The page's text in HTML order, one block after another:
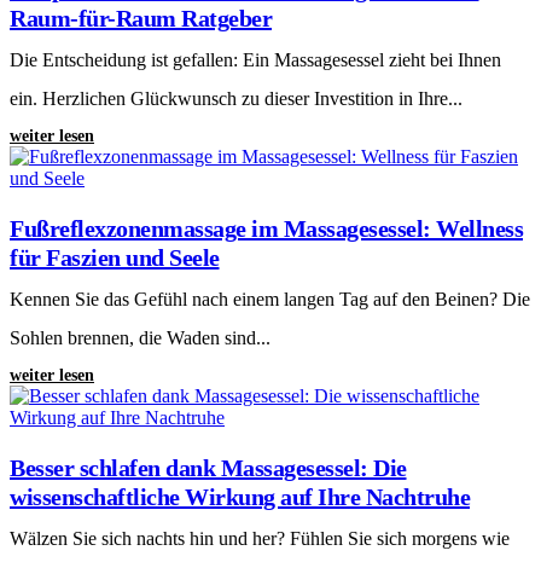
Raum-für-Raum Ratgeber
Die Entscheidung ist gefallen: Ein Massagesessel zieht bei Ihnen
ein. Herzlichen Glückwunsch zu dieser Investition in Ihre...
weiter lesen
Fußreflexzonenmassage im Massagesessel: Wellness
für Faszien und Seele
Kennen Sie das Gefühl nach einem langen Tag auf den Beinen? Die
Sohlen brennen, die Waden sind...
weiter lesen
Besser schlafen dank Massagesessel: Die
wissenschaftliche Wirkung auf Ihre Nachtruhe
Wälzen Sie sich nachts hin und her? Fühlen Sie sich morgens wie